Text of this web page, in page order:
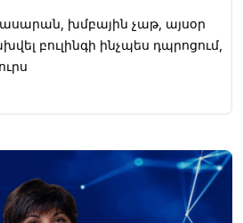
խմբային չաթ, այսօր
բուլինգի ինչպես դպրոցում,